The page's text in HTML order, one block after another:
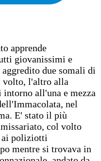
apprende
giovanissimi e
due somali di
volto, l'altro alla
all'una e mezza
nel
E' stato il più
col volto
ai poliziotti
mentre si trovava in